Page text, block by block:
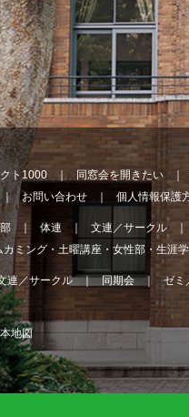
ト1000 同窓会を開きたい
お問い合わせ 個人情報保護
体連 文連／サークル
ミング・土曜講座・女性部・生涯学
連／サークル 同期会 ゼミ
地図